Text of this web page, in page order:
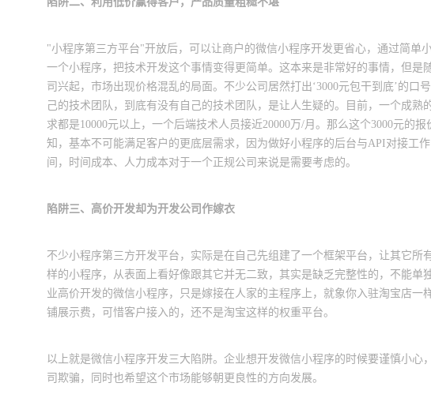
"小程序第三方平台"开放后，可以让商户的微信小程序开发更省心，通过简单
一个小程序，把技术开发这个事情变得更简单。这本来是非常好的事情，但是
司兴起，市场出现价格混乱的局面。不少公司居然打出‘3000元包干到底’的口
己的技术团队，到底有没有自己的技术团队，是让人生疑的。目前，一个成熟
求都是10000元以上，一个后端技术人员接近20000万/月。那么这个3000元的
知，基本不可能满足客户的更底层需求，因为做好小程序的后台与API对接工
间，时间成本、人力成本对于一个正规公司来说是需要考虑的。
陷阱三、高价开发却为开发公司作嫁衣
不少小程序第三方开发平台，实际是在自己先组建了一个框架平台，让其它所
样的小程序，从表面上看好像跟其它并无二致，其实是缺乏完整性的，不能单
业高价开发的微信小程序，只是嫁接在人家的主程序上，就象你入驻淘宝店一
铺展示费，可惜客户接入的，还不是淘宝这样的权重平台。
以上就是微信小程序开发三大陷阱。企业想开发微信小程序的时候要谨慎小心
司欺骗，同时也希望这个市场能够朝更良性的方向发展。